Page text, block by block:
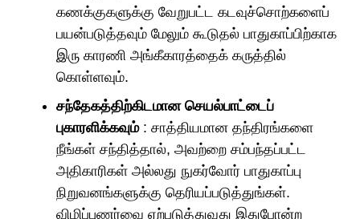
கணக்குகளுக்கு வேறுபட்ட கடவுச்சொற்களைப்
பயன்படுத்தவும் மேலும் கூடுதல் பாதுகாப்பிற்காக
இரு காரணி அங்கீகாரத்தைக் கருத்தில்
கொள்ளவும்.
சந்தேகத்திற்கிடமான செயல்பாட்டைப்
புகாரளிக்கவும்: சாத்தியமான தந்திரங்களை
நீங்கள் சந்தித்தால், அவற்றை சம்பந்தப்பட்ட
அதிகாரிகள் அல்லது நுகர்வோர் பாதுகாப்பு
நிறுவனங்களுக்கு தெரியப்படுத்துங்கள்.
விழிப்புணர்வை ஏற்படுத்துவது இதுபோன்ற